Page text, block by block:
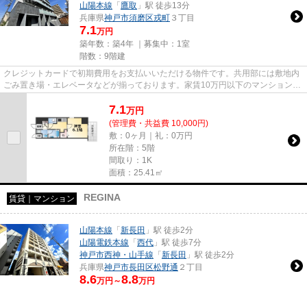
山陽本線 「 鷹取 」駅 徒歩13分
兵庫県神戸市須磨区戎町 ３丁目
7.1万円
築年数：築4年 ｜募集中： 1室
階数：9階建
クレジットカードで初期費用をお支払いいただける物件です。共用部には敷地内
ごみ置き場・エレベータなどが揃っております。家賃10万円以下のマンションを
7.1万円
(管理費・共益費 10,000円)
敷：0ヶ月｜礼：0万円
所在階：5階
間取り：1K
面積：25.41㎡
賃貸｜マンション REGINA
山陽本線 「 新長田 」駅 徒歩2分
山陽電鉄本線 「 西代 」駅 徒歩7分
神戸市西神・山手線 「 新長田 」駅 徒歩2分
兵庫県神戸市長田区松野通 ２丁目
8.6万円～8.8万円